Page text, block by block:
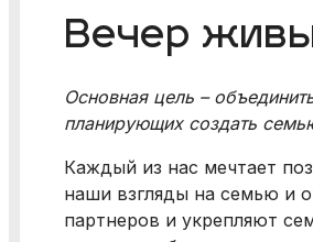
Вечер
Основная цель –
планирующих создать
Каждый из нас мечтает
наши взгляды на семью и
партнеров и укрепляют